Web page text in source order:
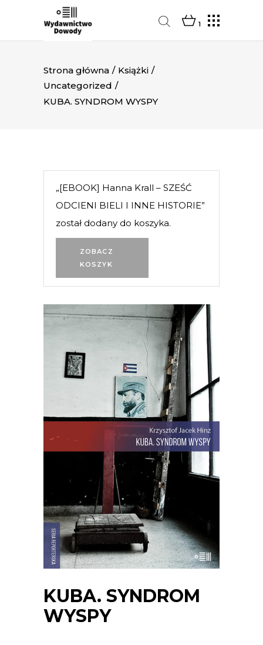
1
Strona główna / Książki /
Uncategorized /
KUBA. SYNDROM WYSPY
ZOBACZ
KOSZYK
„[EBOOK] Hanna Krall – SZEŚĆ
ODCIENI BIELI I INNE HISTORIE”
został dodany do koszyka.
KUBA. SYNDROM
WYSPY